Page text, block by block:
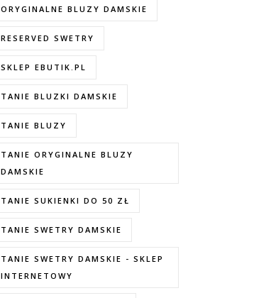
ORYGINALNE BLUZY DAMSKIE
RESERVED SWETRY
SKLEP EBUTIK.PL
TANIE BLUZKI DAMSKIE
TANIE BLUZY
TANIE ORYGINALNE BLUZY
DAMSKIE
TANIE SUKIENKI DO 50 ZŁ
TANIE SWETRY DAMSKIE
TANIE SWETRY DAMSKIE - SKLEP
INTERNETOWY